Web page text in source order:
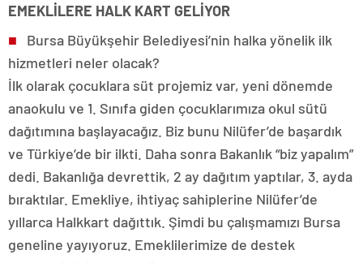
EMEKLİLERE HALK KART GELİYOR
■
Bursa Büyükşehir Belediyesi’nin halka yönelik ilk
hizmetleri neler olacak?
İlk olarak çocuklara süt projemiz var, yeni dönemde
anaokulu ve 1. Sınıfa giden çocuklarımıza okul sütü
dağıtımına başlayacağız. Biz bunu Nilüfer’de başardık
ve Türkiye’de bir ilkti. Daha sonra Bakanlık “biz yapalım”
dedi. Bakanlığa devrettik, 2 ay dağıtım yaptılar, 3. ayda
bıraktılar. Emekliye, ihtiyaç sahiplerine Nilüfer’de
yıllarca Halkkart dağıttık. Şimdi bu çalışmamızı Bursa
geneline yayıyoruz. Emeklilerimize de destek